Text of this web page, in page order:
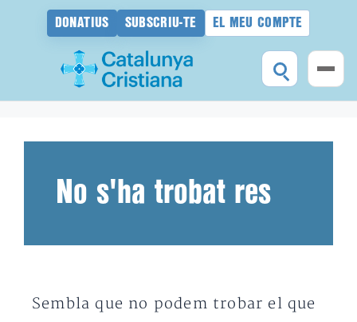
DONATIUS SUBSCRIU-TE EL MEU COMPTE
No s'ha trobat res
Sembla que no podem trobar el que